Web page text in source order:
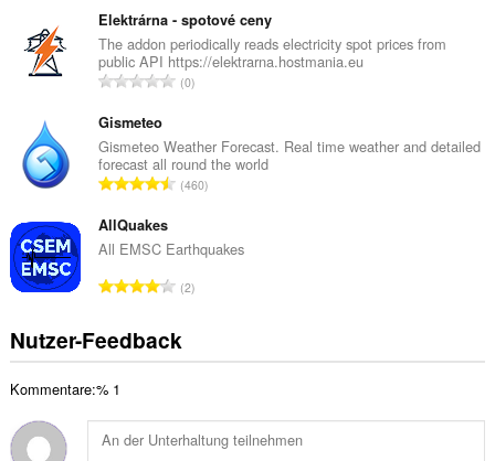
B
e
w
e
t
u
n
n
s
a
m
t
e
w
e
t
n
e
n
Elektrárna - spotové ceny
The addon periodically reads electricity spot prices from
public API https://elektrarna.hostmania.eu
G
a
m
t
e
w
e
t
u
e
0
Gismeteo
Gismeteo Weather Forecast. Real time weather and detailed
forecast all round the world
G
a
t
B
e
r
t
460
AllQuakes
All EMSC Earthquakes
G
s
a
e
B
2
Nutzer-Feedback
Kommentare:% 1